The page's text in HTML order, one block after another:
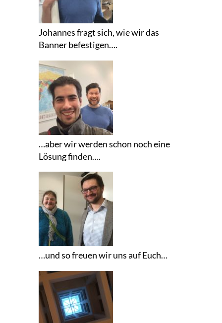
Johannes fragt sich, wie wir das
Banner befestigen….
…aber wir werden schon noch eine
Lösung finden….
…und so freuen wir uns auf Euch…